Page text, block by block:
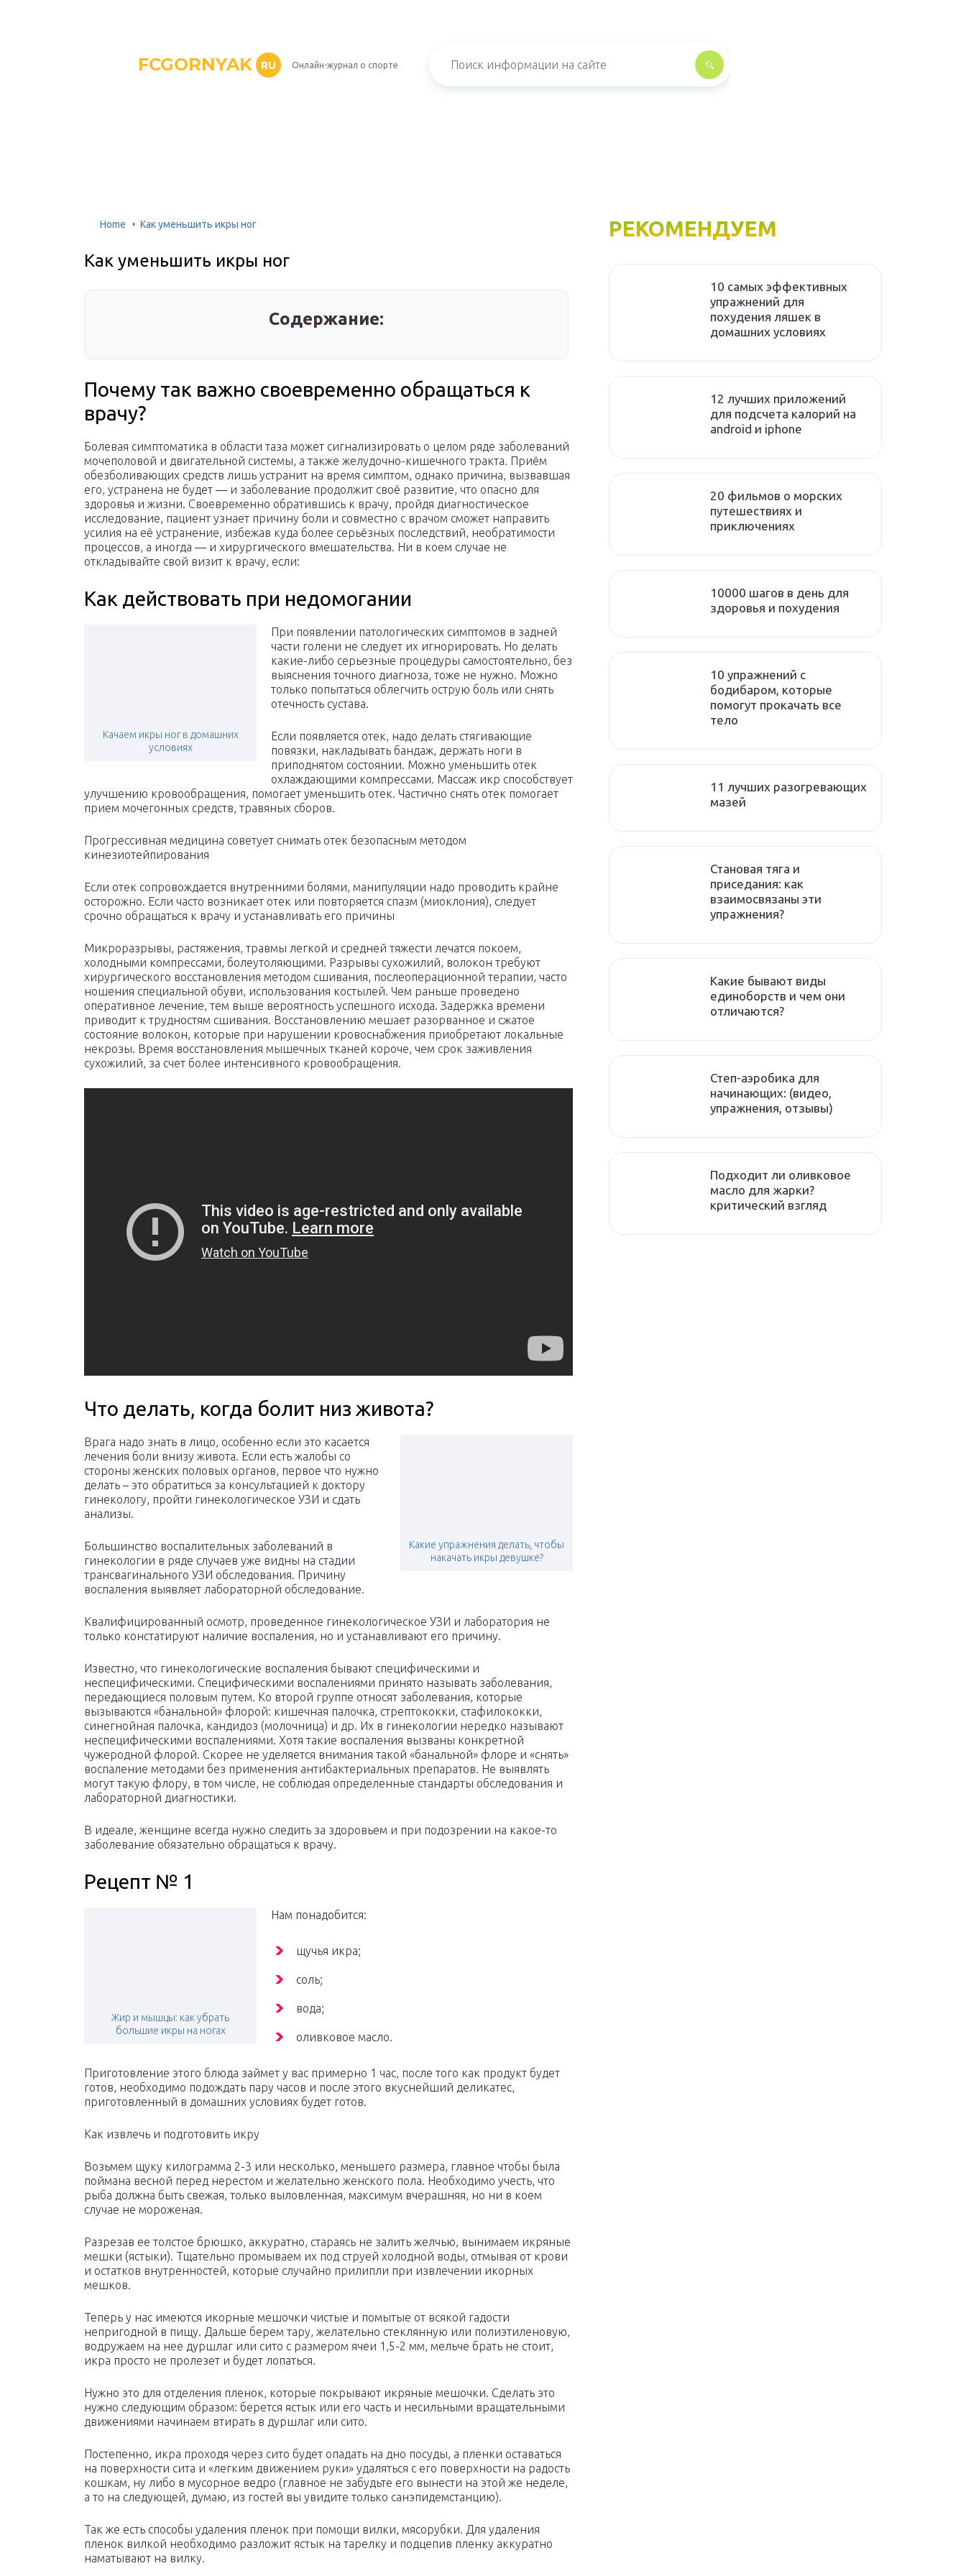
FCGORNYAK RU Онлайн-журнал о спорте
Home Как уменьшить икры ног
Как уменьшить икры ног
Содержание:
Почему так важно своевременно обращаться к
врачу?
Болевая симптоматика в области таза может сигнализировать о целом ряде заболеваний
мочеполовой и двигательной системы, а также желудочно-кишечного тракта. Приём
обезболивающих средств лишь устранит на время симптом, однако причина, вызвавшая
его, устранена не будет — и заболевание продолжит своё развитие, что опасно для
здоровья и жизни. Своевременно обратившись к врачу, пройдя диагностическое
исследование, пациент узнает причину боли и совместно с врачом сможет направить
усилия на её устранение, избежав куда более серьёзных последствий, необратимости
процессов, а иногда — и хирургического вмешательства. Ни в коем случае не
откладывайте свой визит к врачу, если:
Как действовать при недомогании
Качаем икры ног в домашних
условиях
При появлении патологических симптомов в задней
части голени не следует их игнорировать. Но делать
какие-либо серьезные процедуры самостоятельно, без
выяснения точного диагноза, тоже не нужно. Можно
только попытаться облегчить острую боль или снять
отечность сустава.
Если появляется отек, надо делать стягивающие
повязки, накладывать бандаж, держать ноги в
приподнятом состоянии. Можно уменьшить отек
охлаждающими компрессами. Массаж икр способствует
улучшению кровообращения, помогает уменьшить отек. Частично снять отек помогает
прием мочегонных средств, травяных сборов.
Прогрессивная медицина советует снимать отек безопасным методом
кинезиотейпирования
Если отек сопровождается внутренними болями, манипуляции надо проводить крайне
осторожно. Если часто возникает отек или повторяется спазм (миоклония), следует
срочно обращаться к врачу и устанавливать его причины
Микроразрывы, растяжения, травмы легкой и средней тяжести лечатся покоем,
холодными компрессами, болеутоляющими. Разрывы сухожилий, волокон требуют
хирургического восстановления методом сшивания, послеоперационной терапии, часто
ношения специальной обуви, использования костылей. Чем раньше проведено
оперативное лечение, тем выше вероятность успешного исхода. Задержка времени
приводит к трудностям сшивания. Восстановлению мешает разорванное и сжатое
состояние волокон, которые при нарушении кровоснабжения приобретают локальные
некрозы. Время восстановления мышечных тканей короче, чем срок заживления
сухожилий, за счет более интенсивного кровообращения.
Что делать, когда болит низ живота?
Какие упражнения делать, чтобы
накачать икры девушке?
Врага надо знать в лицо, особенно если это касается
лечения боли внизу живота. Если есть жалобы со
стороны женских половых органов, первое что нужно
делать – это обратиться за консультацией к доктору
гинекологу, пройти гинекологическое УЗИ и сдать
анализы.
Большинство воспалительных заболеваний в
гинекологии в ряде случаев уже видны на стадии
трансвагинального УЗИ обследования. Причину
воспаления выявляет лабораторной обследование.
Квалифицированный осмотр, проведенное гинекологическое УЗИ и лаборатория не
только констатируют наличие воспаления, но и устанавливают его причину.
Известно, что гинекологические воспаления бывают специфическими и
неспецифическими. Специфическими воспалениями принято называть заболевания,
передающиеся половым путем. Ко второй группе относят заболевания, которые
вызываются «банальной» флорой: кишечная палочка, стрептококки, стафилококки,
синегнойная палочка, кандидоз (молочница) и др. Их в гинекологии нередко называют
неспецифическими воспалениями. Хотя такие воспаления вызваны конкретной
чужеродной флорой. Скорее не уделяется внимания такой «банальной» флоре и «снять»
воспаление методами без применения антибактериальных препаратов. Не выявлять
могут такую флору, в том числе, не соблюдая определенные стандарты обследования и
лабораторной диагностики.
В идеале, женщине всегда нужно следить за здоровьем и при подозрении на какое-то
заболевание обязательно обращаться к врачу.
Рецепт № 1
Жир и мышцы: как убрать
большие икры на ногах
Нам понадобится:
щучья икра;
соль;
вода;
оливковое масло.
Приготовление этого блюда займет у вас примерно 1 час, после того как продукт будет
готов, необходимо подождать пару часов и после этого вкуснейший деликатес,
приготовленный в домашних условиях будет готов.
Как извлечь и подготовить икру
Возьмем щуку килограмма 2-3 или несколько, меньшего размера, главное чтобы была
поймана весной перед нерестом и желательно женского пола. Необходимо учесть, что
рыба должна быть свежая, только выловленная, максимум вчерашняя, но ни в коем
случае не мороженая.
Разрезав ее толстое брюшко, аккуратно, стараясь не залить желчью, вынимаем икряные
мешки (ястыки). Тщательно промываем их под струей холодной воды, отмывая от крови
и остатков внутренностей, которые случайно прилипли при извлечении икорных
мешков.
Теперь у нас имеются икорные мешочки чистые и помытые от всякой гадости
непригодной в пищу. Дальше берем тару, желательно стеклянную или полиэтиленовую,
водружаем на нее дуршлаг или сито с размером ячеи 1,5-2 мм, мельче брать не стоит,
икра просто не пролезет и будет лопаться.
Нужно это для отделения пленок, которые покрывают икряные мешочки. Сделать это
нужно следующим образом: берется ястык или его часть и несильными вращательными
движениями начинаем втирать в дуршлаг или сито.
Постепенно, икра проходя через сито будет опадать на дно посуды, а пленки оставаться
на поверхности сита и «легким движением руки» удаляться с его поверхности на радость
кошкам, ну либо в мусорное ведро (главное не забудьте его вынести на этой же неделе,
а то на следующей, думаю, из гостей вы увидите только санэпидемстанцию).
Так же есть способы удаления пленок при помощи вилки, мясорубки. Для удаления
пленок вилкой необходимо разложит ястык на тарелку и подцепив пленку аккуратно
наматывают на вилку.
РЕКОМЕНДУЕМ
10 самых эффективных
упражнений для
похудения ляшек в
домашних условиях
12 лучших приложений
для подсчета калорий на
android и iphone
20 фильмов о морских
путешествиях и
приключениях
10000 шагов в день для
здоровья и похудения
10 упражнений с
бодибаром, которые
помогут прокачать все
тело
11 лучших разогревающих
мазей
Становая тяга и
приседания: как
взаимосвязаны эти
упражнения?
Какие бывают виды
единоборств и чем они
отличаются?
Степ-аэробика для
начинающих: (видео,
упражнения, отзывы)
Подходит ли оливковое
масло для жарки?
критический взгляд